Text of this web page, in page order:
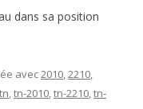
dans sa position
avec2010,2210,
tn,tn-2010,tn-2210,tn-